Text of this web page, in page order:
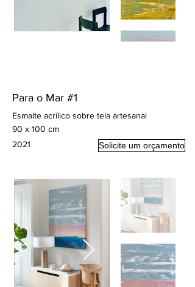
Para o Mar #1
Esmalte acrílico sobre tela artesanal
90 x 100 cm
2021
Solicite um orçamento